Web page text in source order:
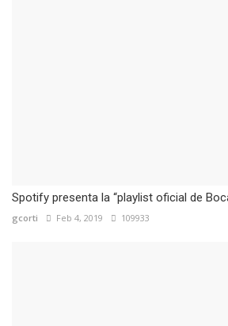
Spotify presenta la “playlist oficial de
gcorti Feb 4, 2019 109933